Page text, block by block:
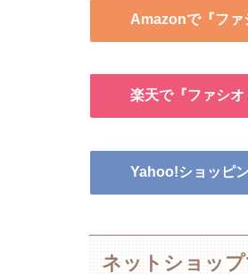
Amazonで『ファ
楽天で『ファシ
Yahoo!ショッピ
ネットショッ